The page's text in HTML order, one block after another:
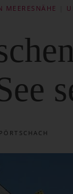
MEERESNÄHE
PÖRTSCHACH